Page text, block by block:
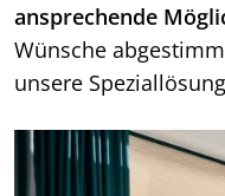
ansprechende
Wünsche
unsere